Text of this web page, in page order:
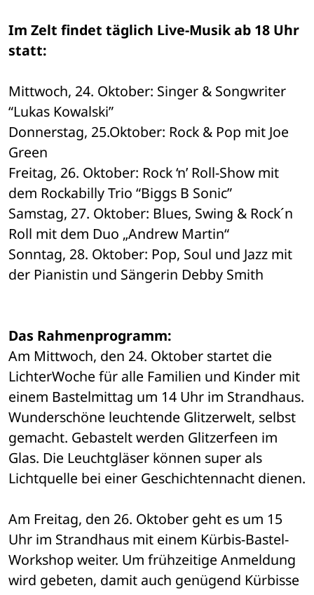
Im Zelt findet täglich Live-Musik ab 18 Uhr
statt:
Mittwoch, 24. Oktober: Singer & Songwriter
“Lukas Kowalski”
Donnerstag, 25.Oktober: Rock & Pop mit Joe
Green
Freitag, 26. Oktober: Rock ‘n’ Roll-Show mit
dem Rockabilly Trio “Biggs B Sonic”
Samstag, 27. Oktober: Blues, Swing & Rock´n
Roll mit dem Duo „Andrew Martin“
Sonntag, 28. Oktober: Pop, Soul und Jazz mit
der Pianistin und Sängerin Debby Smith
Das Rahmenprogramm:
Am Mittwoch, den 24. Oktober startet die
LichterWoche für alle Familien und Kinder mit
einem Bastelmittag um 14 Uhr im Strandhaus.
Wunderschöne leuchtende Glitzerwelt, selbst
gemacht. Gebastelt werden Glitzerfeen im
Glas. Die Leuchtgläser können super als
Am Freitag, den 26. Oktober geht es um 15
Uhr im Strandhaus mit einem Kürbis-Bastel-
Workshop weiter. Um frühzeitige Anmeldung
wird gebeten, damit auch genügend Kürbisse